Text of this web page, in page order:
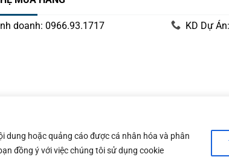
dung hoặc quảng cáo được cá nhân hóa và phân
đồng ý với việc chúng tôi sử dụng cookie
doanh: 0966.93.1717 KD Dự
bởi Sở Kế Hoạch và Đầu Tư Tp. Hà Nội